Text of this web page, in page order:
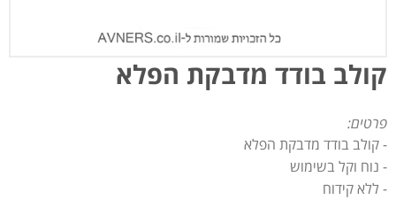
קולב בודד מדבקת הפלא
פרטים:
- קולב בודד מדבקת הפלא
- נוח וקל בשימוש
- ללא קידוח